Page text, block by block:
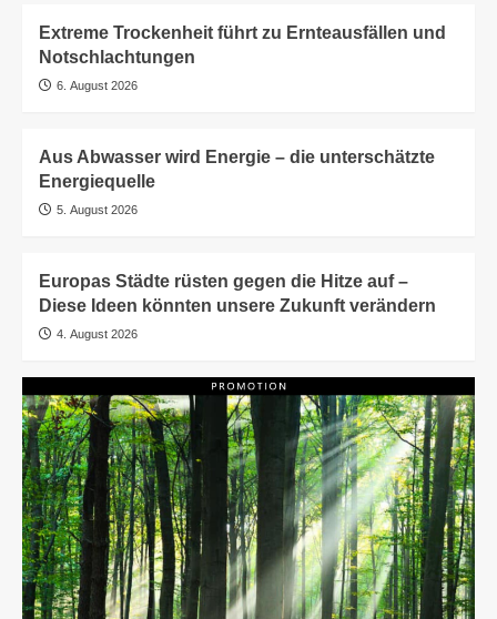
Extreme Trockenheit führt zu Ernteausfällen und
Notschlachtungen
6. August 2026
Aus Abwasser wird Energie – die unterschätzte
Energiequelle
5. August 2026
Europas Städte rüsten gegen die Hitze auf –
Diese Ideen könnten unsere Zukunft verändern
4. August 2026